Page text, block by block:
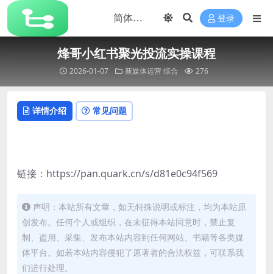
登录
烽哥小红书聚光投流实操课程
2026-01-07 新媒体运营综合 276
详情介绍 常见问题
链接：https://pan.quark.cn/s/d81e0c94f569
声明：本站所有文章，如无特殊说明或标注，均为本站原
创发布。任何个人或组织，在未征得本站同意时，禁止复
制、盗用、采集、发布本站内容到任何网站、书籍等各类媒
体平台。如若本站内容侵犯了原著者的合法权益，可联系我
们进行处理。